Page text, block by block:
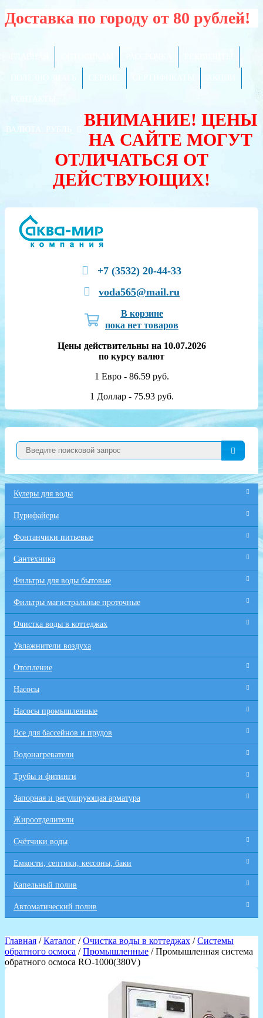
Доставка по городу от 80 рублей!
ВАЛЮТА:
ВНИМАНИЕ! ЦЕНЫ
НА САЙТЕ МОГУТ
ОТЛИЧАТЬСЯ ОТ
ДЕЙСТВУЮЩИХ!
+7 (3532) 20-44-33
voda565@mail.ru
В корзине
пока нет товаров
Цены действительны на 10.07.2026
по курсу валют
1 Евро - 86.59 руб.
1 Доллар - 75.93 руб.
Кулеры для воды
Пурифайеры
Фонтанчики питьевые
Сантехника
Фильтры для воды бытовые
Фильтры магистральные проточные
Очистка воды в коттеджах
Увлажнители воздуха
Отопление
Насосы
Насосы промышленные
Все для бaссейнов и прудов
Водонагреватели
Трубы и фитинги
Запорная и регулирующая арматура
Жироотделители
Счётчики воды
Емкости, септики, кессоны, баки
Капельный полив
Автоматический полив
Главная /Каталог /Очистка воды в коттеджах /Системы
обратного осмоса /Промышленные / Промышленная система
обратного осмоса RO-1000(380V)